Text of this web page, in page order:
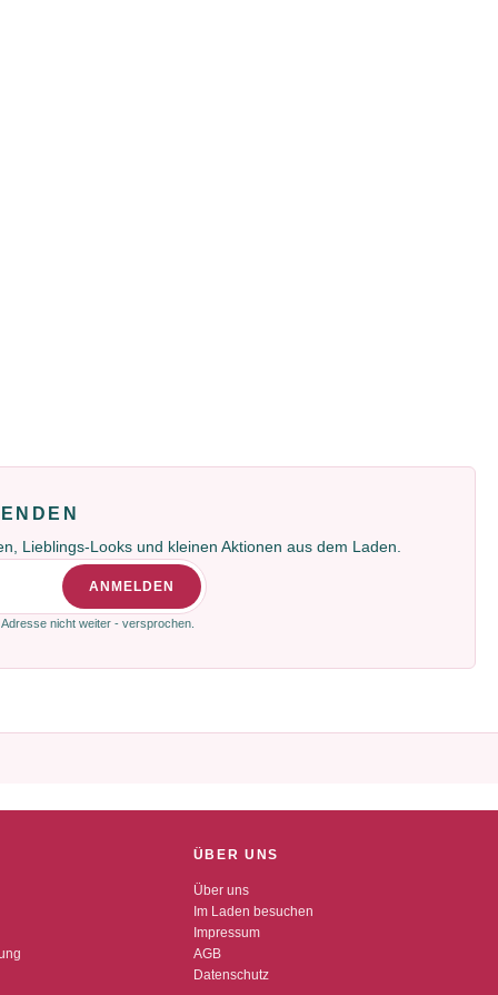
Lieblings-Looks und kleinen Aktionen aus dem Laden.
ANMELDEN
nicht weiter - versprochen.
ÜBER UNS
Über uns
Im Laden besuchen
Impressum
AGB
Datenschutz